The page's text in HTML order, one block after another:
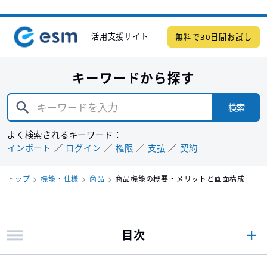
活用支援サイト 無料で30日間お試し
キーワードから探す
検索
よく検索されるキーワード：
インポート
ログイン 権限 支払 契約
トップ 機能・仕様 商品 商品機能の概要・メリットと画面構成
目次